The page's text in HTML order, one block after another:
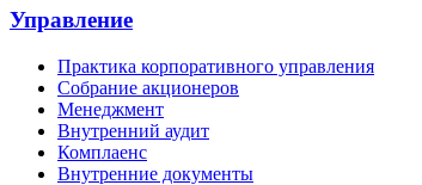
Управление
Практика корпоративного управления
Собрание акционеров
Менеджмент
Внутренний аудит
Комплаенс
Внутренние документы